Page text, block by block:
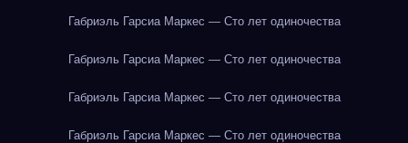
Габриэль Гарсиа Маркес — Сто лет одиночества
Габриэль Гарсиа Маркес — Сто лет одиночества
Габриэль Гарсиа Маркес — Сто лет одиночества
Габриэль Гарсиа Маркес — Сто лет одиночества